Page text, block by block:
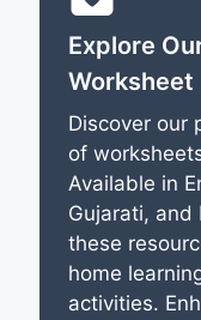
Explore
Worksheet
Discover our
of
Available in
Gujarati, and
these
home
activities.